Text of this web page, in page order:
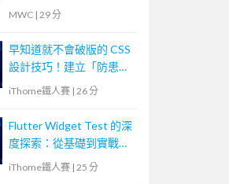
MWC | 29 分
早知道就不會破版的 CSS
設計技巧！建立「防患未
然」的匠人心態
iThome鐵人賽 | 26 分
Flutter Widget Test 的深
度探索：從基礎到實戰經
iThome鐵人賽 | 25 分